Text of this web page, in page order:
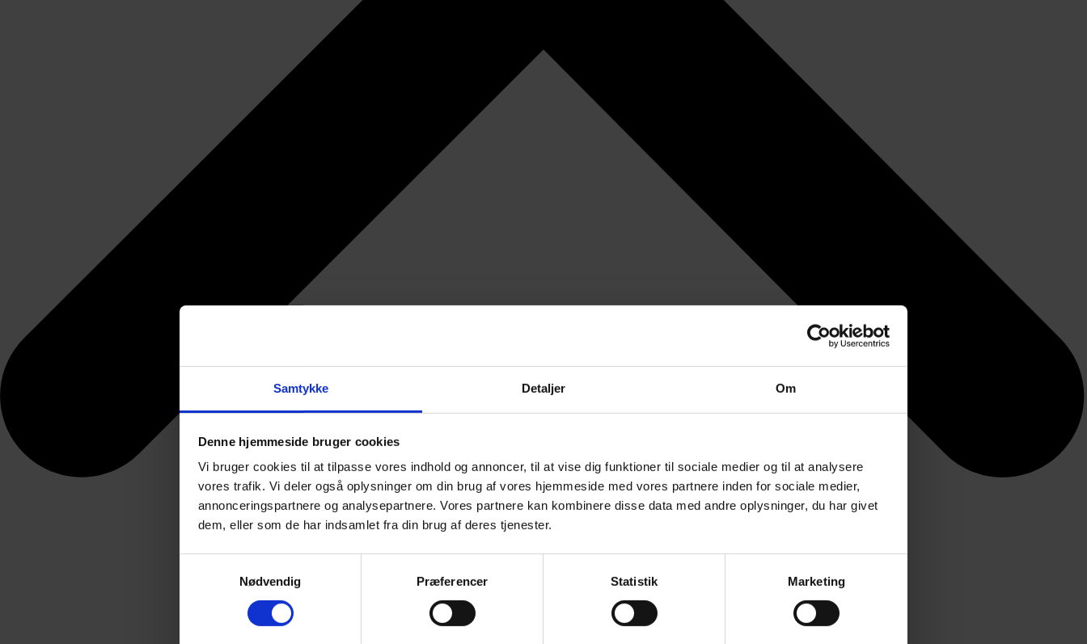
Samtykke Detaljer Om
Denne hjemmeside bruger cookies
Vi bruger cookies til at tilpasse vores indhold og annoncer, til at vise dig funktioner til sociale medier og til at analysere
vores trafik. Vi deler også oplysninger om din brug af vores hjemmeside med vores partnere inden for sociale medier,
annonceringspartnere og analysepartnere. Vores partnere kan kombinere disse data med andre oplysninger, du har givet
dem, eller som de har indsamlet fra din brug af deres tjenester.
Nødvendig
Præferencer Statistik Marketing